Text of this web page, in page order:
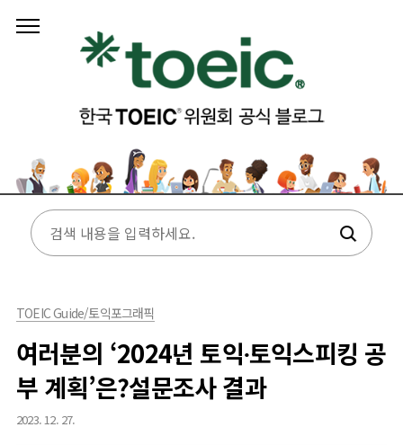
TOEIC Guide/토익포그래픽
여러분의 ‘2024년 토익∙토익스피킹 공
부 계획’은?설문조사 결과
2023. 12. 27.